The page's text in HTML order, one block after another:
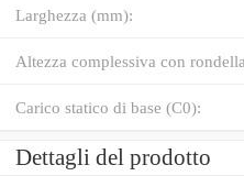
Larghezza (mm):
Altezza complessiva con
Carico statico di base (C0):
Dettagli del prodotto